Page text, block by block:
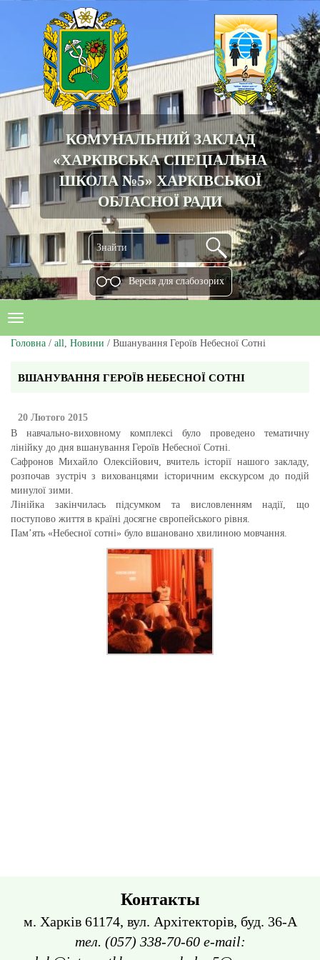
КОМУНАЛЬНИЙ ЗАКЛАД
«ХАРКІВСЬКА СПЕЦІАЛЬНА
ШКОЛА №5» ХАРКІВСЬКОЇ
ОБЛАСНОЇ РАДИ
Версiя для слабозорих
Головна / all, Новини / Вшанування Героїв Небесної Сотні
ВШАНУВАННЯ ГЕРОЇВ НЕБЕСНОЇ СОТНІ
20 Лютого 2015
В навчально-виховному комплексі було проведено тематичну
лінійку до дня вшанування Героїв Небесної Сотні.
Сафронов Михайло Олексійович, вчитель історії нашого закладу,
розпочав зустріч з вихованцями історичним екскурсом до подій
минулої зими.
Лінійка закінчилась підсумком та висловленням надії, що
поступово життя в країні досягне європейського рівня.
Пам’ять «Небесної сотні» було вшановано хвилиною мовчання.
Контакты
м. Харків 61174, вул. Архітекторів, буд. 36-А
тел. (057) 338-70-60 e-mail: